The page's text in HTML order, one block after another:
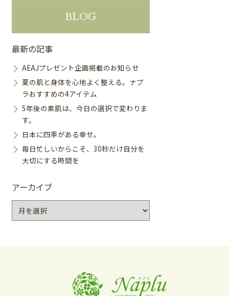
BLOG
最新の記事
AEAJプレゼント企画掲載のお知らせ
夏の肌と身体を心地よく整える。ナプ
ラおすすめの4アイテム
5年後の素肌は、今日の選択で変わりま
す。
日本に四季がある幸せ。
毎日忙しいからこそ、30秒だけ自分を
大切にする時間を
アーカイブ